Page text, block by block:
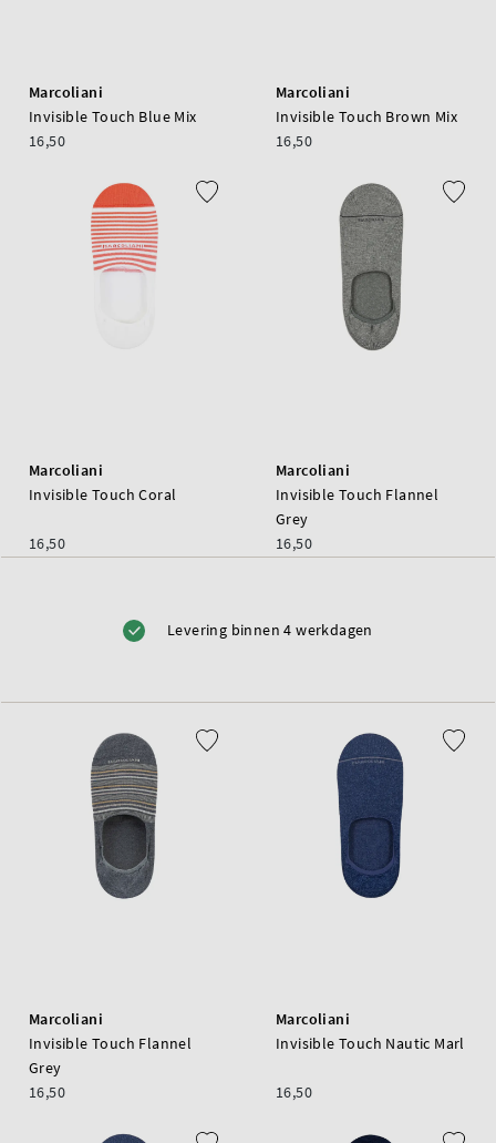
Marcoliani
Invisible Touch Blue Mix
16,50
Marcoliani
Invisible Touch Brown Mix
16,50
Marcoliani
Invisible Touch Coral
16,50
Marcoliani
Invisible Touch Flannel
Grey
16,50
Marcoliani
Invisible Touch Flannel
Grey
16,50
Marcoliani
Invisible Touch Nautic Marl
16,50
Levering binnen 4 werkdagen